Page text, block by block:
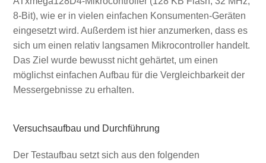
8-Bit), wie er in vielen einfachen Konsumenten-Geräten
eingesetzt wird. Außerdem ist hier anzumerken, dass es
sich um einen relativ langsamen Mikrocontroller handelt.
Das Ziel wurde bewusst nicht gehärtet, um einen
möglichst einfachen Aufbau für die Vergleichbarkeit der
Messergebnisse zu erhalten.
Versuchsaufbau und Durchführung
Der Testaufbau setzt sich aus den folgenden